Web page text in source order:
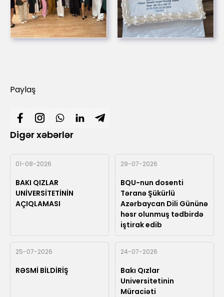
Paylaş
Digər xəbərlər
01-08-2026
BAKI QIZLAR
UNİVERSİTETİNİN
AÇIQLAMASI
29-07-2026
BQU-nun dosenti
Təranə Şükürlü
Azərbaycan Dili Gününə
həsr olunmuş tədbirdə
iştirak edib
25-07-2026
RƏSMİ BİLDİRİŞ
24-07-2026
Bakı Qızlar
Universitetinin
Müraciəti